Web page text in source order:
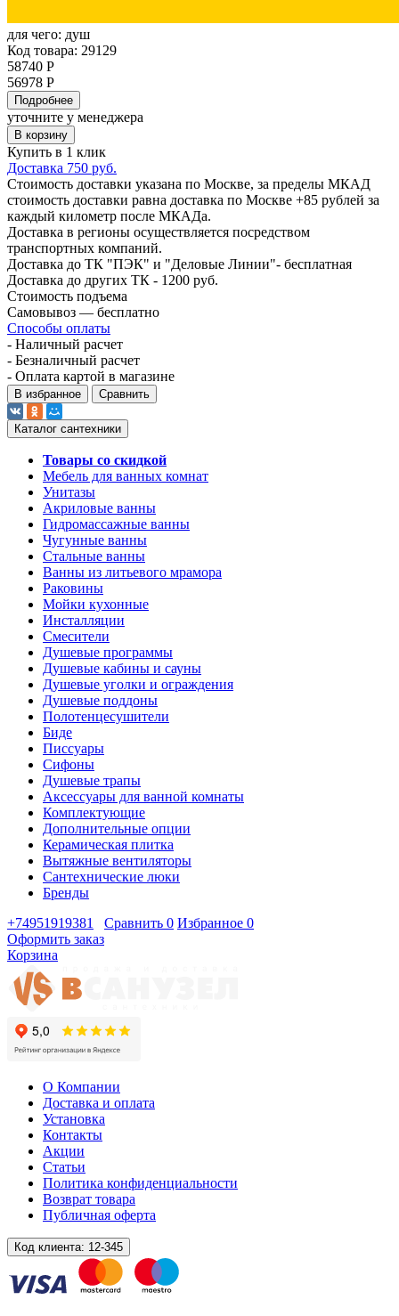
для чего: душ
Код товара: 29129
58740 Р
56978 Р
Подробнее
уточните у менеджера
В корзину
Купить в 1 клик
Доставка 750 руб.
Стоимость доставки указана по Москве, за пределы МКАД
стоимость доставки равна доставка по Москве +85 рублей за
каждый километр после МКАДа.
Доставка в регионы осуществляется посредством
транспортных компаний.
Доставка до ТК "ПЭК" и "Деловые Линии"- бесплатная
Доставка до других ТК - 1200 руб.
Стоимость подъема
Самовывоз — бесплатно
Способы оплаты
- Наличный расчет
- Безналичный расчет
- Оплата картой в магазине
В избранное Сравнить
Каталог сантехники
Товары со скидкой
Мебель для ванных комнат
Унитазы
Акриловые ванны
Гидромассажные ванны
Чугунные ванны
Стальные ванны
Ванны из литьевого мрамора
Раковины
Мойки кухонные
Инсталляции
Смесители
Душевые программы
Душевые кабины и сауны
Душевые уголки и ограждения
Душевые поддоны
Полотенцесушители
Биде
Писсуары
Сифоны
Душевые трапы
Аксессуары для ванной комнаты
Комплектующие
Дополнительные опции
Керамическая плитка
Вытяжные вентиляторы
Сантехнические люки
Бренды
+74951919381
Сравнить 0 Избранное 0
Оформить заказ
Корзина
О Компании
Доставка и оплата
Установка
Контакты
Акции
Статьи
Политика конфиденциальности
Возврат товара
Публичная оферта
Код клиента: 12-345